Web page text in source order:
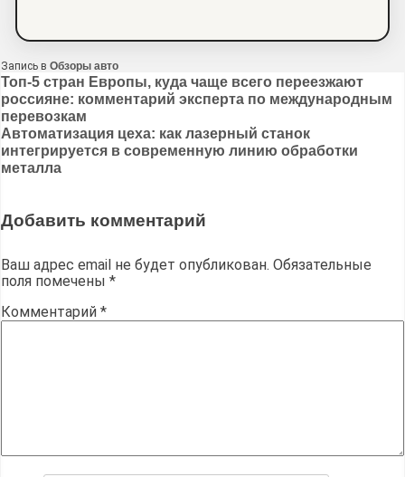
Запись в Обзоры авто
Навигация
по
записям
Топ-5 стран Европы, куда чаще всего переезжают
россияне: комментарий эксперта по международным
перевозкам
Автоматизация цеха: как лазерный станок
интегрируется в современную линию обработки
металла
Добавить комментарий
Ваш адрес email не будет опубликован. Обязательные
поля помечены *
Комментарий *